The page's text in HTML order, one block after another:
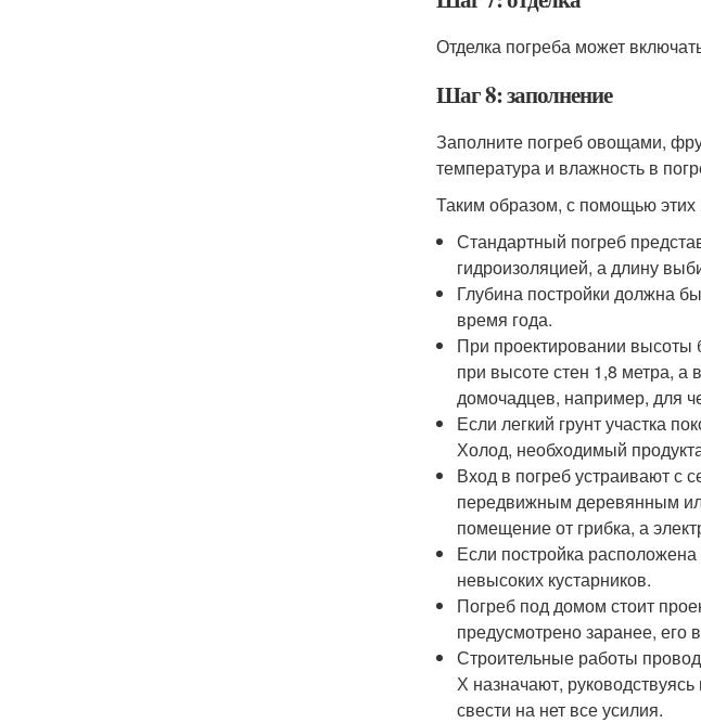
Отделка погреба может
Шаг 8: заполнение
Заполните погреб овощами,
температура и влажность в
Таким образом, с помощью этих
Стандартный погреб
гидроизоляцией, а длину
Глубина постройки должна
время года.
При проектировании высоты
при высоте стен 1,8 метра, а
домочадцев, например, для
Если легкий грунт участка
Холод, необходимый
Вход в погреб устраивают с
передвижным деревянным
помещение от грибка, а
Если постройка
невысоких кустарников.
Погреб под домом стоит
предусмотрено заранее,
Строительные работы
Х назначают,
свести на нет все усилия.